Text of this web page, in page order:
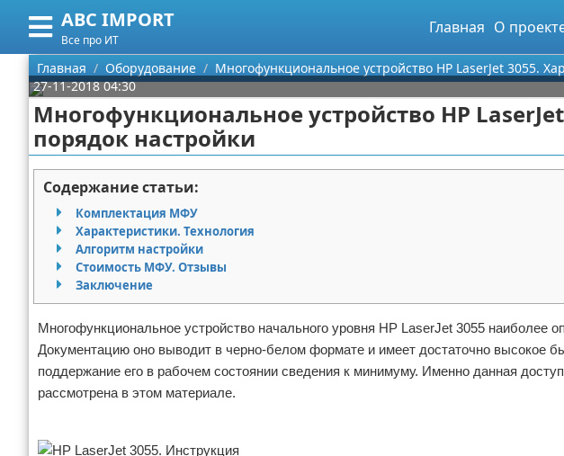
ABC IMPORT
Все про ИТ
Главная О
Меню
Главная
Категории
Программирование
Оборудование
Ноутбуки
Сотовые телефоны
Электроника
Современные устройства
GPS
Поиск
О проекте
Контакты
Сотрудничество
Размещение рекламы
Для правообладателей
Условия предоставления информации
Главная Оборудование
Многофункциональное устройство HP LaserJet 3055.
27-11-2018 04:30
Многофункциональное устройство HP
порядок настройки
Содержание статьи:
Комплектация МФУ
Характеристики. Технология
Алгоритм настройки
Стоимость МФУ. Отзывы
Заключение
Многофункциональное устройство начального уровня HP LaserJet 3055 наиболее
Документацию оно выводит в черно-белом формате и имеет достаточно высокое
поддержание его в рабочем состоянии сведения к минимуму. Именно данная
рассмотрена в этом материале.